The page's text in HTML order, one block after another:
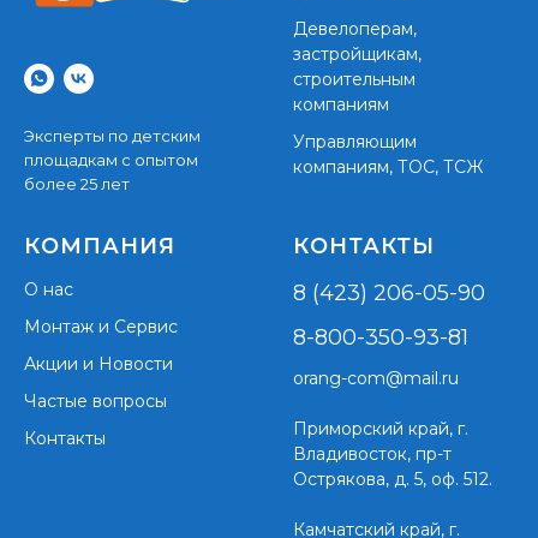
Эксперты по детским
площадкам с опытом
более 25 лет
Девелоперам,
застройщикам,
строительным
компаниям
Управляющим
компаниям, ТОС, ТСЖ
КОМПАНИЯ
О нас
Монтаж и Сервис
Акции и Новости
Частые вопросы
Контакты
КОНТАКТЫ
8 (423) 206-05-90
8-800-350-93-81
orang-com@mail.ru
Приморский край, г.
Владивосток, пр-т
Острякова, д. 5, оф. 512.
Камчатский край, г.